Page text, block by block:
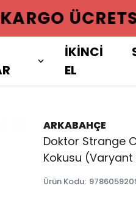
İKİNCİ
EL
ARKABAHÇE
Doktor Strange
Kokusu (Varyant
Ürün Kodu: